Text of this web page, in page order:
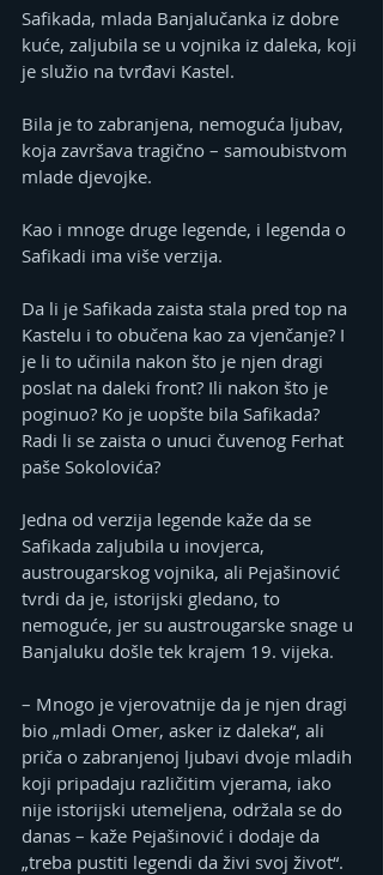
Safikada, mlada Banjalučanka iz dobre
kuće, zaljubila se u vojnika iz daleka, koji
je služio na tvrđavi Kastel.
Bila je to zabranjena, nemoguća ljubav,
koja završava tragično – samoubistvom
mlade djevojke.
Kao i mnoge druge legende, i legenda o
Safikadi ima više verzija.
Da li je Safikada zaista stala pred top na
Kastelu i to obučena kao za vjenčanje? I
je li to učinila nakon što je njen dragi
poslat na daleki front? Ili nakon što je
poginuo? Ko je uopšte bila Safikada?
Radi li se zaista o unuci čuvenog Ferhat
paše Sokolovića?
Jedna od verzija legende kaže da se
Safikada zaljubila u inovjerca,
austrougarskog vojnika, ali Pejašinović
tvrdi da je, istorijski gledano, to
nemoguće, jer su austrougarske snage u
Banjaluku došle tek krajem 19. vijeka.
– Mnogo je vjerovatnije da je njen dragi
bio „mladi Omer, asker iz daleka“, ali
priča o zabranjenoj ljubavi dvoje mladih
koji pripadaju različitim vjerama, iako
nije istorijski utemeljena, održala se do
danas – kaže Pejašinović i dodaje da
„treba pustiti legendi da živi svoj život“.